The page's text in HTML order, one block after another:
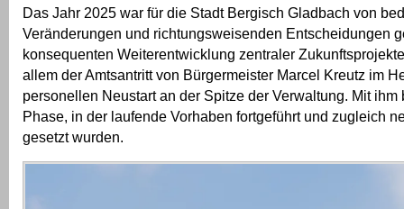
Das Jahr 2025 war für die Stadt Bergisch Gladbach von
Veränderungen und richtungsweisenden Entscheidungen
konsequenten Weiterentwicklung zentraler
allem der Amtsantritt von Bürgermeister Marcel Kreutz im
personellen Neustart an der Spitze der Verwaltung. Mit
Phase, in der laufende Vorhaben fortgeführt und zugleich
gesetzt wurden.